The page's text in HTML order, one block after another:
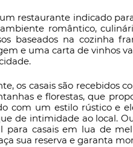
restaurante indicado
romântico,
baseados na cozinha
e uma carta de vinhos
os casais são recebidos
e florestas, que
com um estilo rústico e
de intimidade ao local.
para casais em lua de
sua reserva e garanta